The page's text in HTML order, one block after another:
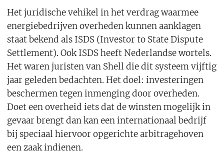
Het juridische vehikel in het verdrag waarmee
energiebedrijven overheden kunnen aanklagen
staat bekend als ISDS (Investor to State Dispute
Settlement). Ook ISDS heeft Nederlandse wortels.
Het waren juristen van Shell die dit systeem vijftig
jaar geleden bedachten. Het doel: investeringen
beschermen tegen inmenging door overheden.
Doet een overheid iets dat de winsten mogelijk in
gevaar brengt dan kan een internationaal bedrijf
bij speciaal hiervoor opgerichte arbitragehoven
een zaak indienen.